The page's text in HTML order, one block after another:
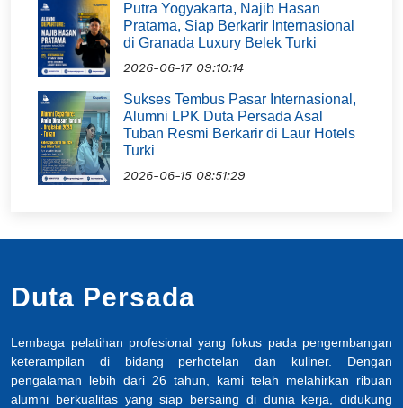
Putra Yogyakarta, Najib Hasan
Pratama, Siap Berkarir Internasional
di Granada Luxury Belek Turki
2026-06-17 09:10:14
Sukses Tembus Pasar Internasional,
Alumni LPK Duta Persada Asal
Tuban Resmi Berkarir di Laur Hotels
Turki
2026-06-15 08:51:29
Duta Persada
Lembaga pelatihan profesional yang fokus pada pengembangan
keterampilan di bidang perhotelan dan kuliner. Dengan
pengalaman lebih dari 26 tahun, kami telah melahirkan ribuan
alumni berkualitas yang siap bersaing di dunia kerja, didukung